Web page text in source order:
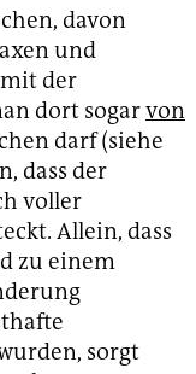
davon
und
der
dort sogarvon
darf (siehe
dass der
voller
Allein, dass
zu einem
sorgt